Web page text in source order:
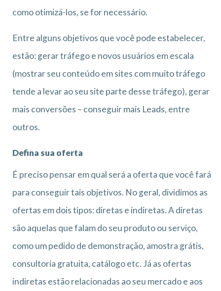
como otimizá-los, se for necessário.
Entre alguns objetivos que você pode estabelecer,
estão: gerar tráfego e novos usuários em escala
(mostrar seu conteúdo em sites com muito tráfego
tende a levar ao seu site parte desse tráfego), gerar
mais conversões – conseguir mais Leads, entre
outros.
Defina sua oferta
É preciso pensar em qual será a oferta que você fará
para conseguir tais objetivos. No geral, dividimos as
ofertas em dois tipos: diretas e indiretas. A diretas
são aquelas que falam do seu produto ou serviço,
como um pedido de demonstração, amostra grátis,
consultoria gratuita, catálogo etc. Já as ofertas
indiretas estão relacionadas ao seu mercado e aos